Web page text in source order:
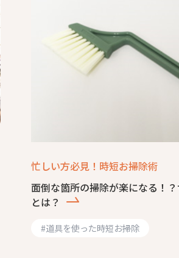
忙しい方必見！時短お掃除術
面倒な箇所の掃除が楽になる！
とは？
#道具を使った時短お掃除